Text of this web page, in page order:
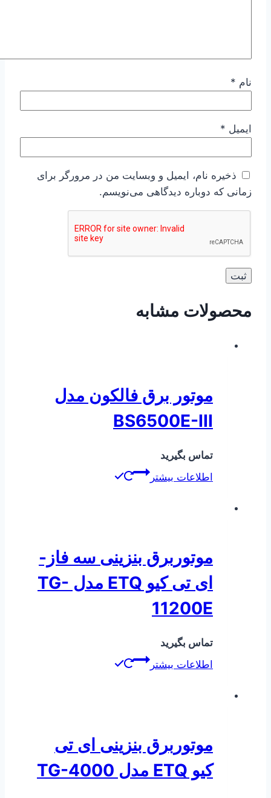
نام *
ایمیل *
ذخیره نام، ایمیل و وبسایت من در مرورگر برای
زمانی که دوباره دیدگاهی می‌نویسم.
محصولات مشابه
موتور برق فالکون مدل
BS6500E-III
تماس بگیرید
اطلاعات بیشتر
موتوربرق بنزینی سه فاز-
ای تی کیو ETQ مدل TG-
11200E
تماس بگیرید
اطلاعات بیشتر
موتوربرق بنزینی ای تی
کیو ETQ مدل TG-4000